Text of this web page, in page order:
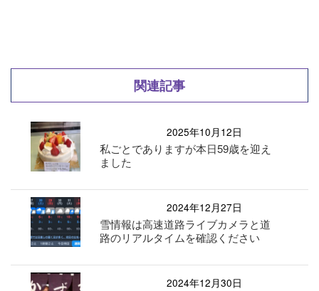
関連記事
2025年10月12日
私ごとでありますが本日59歳を迎え
ました
2024年12月27日
雪情報は高速道路ライブカメラと道
路のリアルタイムを確認ください
2024年12月30日